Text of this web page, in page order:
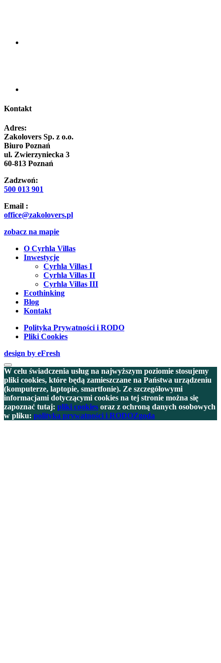
Kontakt
Adres:
Zakolovers Sp. z o.o.
Biuro Poznań
ul. Zwierzyniecka 3
60-813 Poznań
Zadzwoń:
500 013 901
Email :
office@zakolovers.pl
zobacz na mapie
O Cyrhla Villas
Inwestycje
Cyrhla Villas I
Cyrhla Villas II
Cyrhla Villas III
Ecothinking
Blog
Kontakt
Polityka Prywatności i RODO
Pliki Cookies
design by eFresh
W celu świadczenia usług na najwyższym poziomie stosujemy
pliki cookies, które będą zamieszczane na Państwa urządzeniu
(komputerze, laptopie, smartfonie). Ze szczegółowymi
informacjami dotyczącymi cookies na tej stronie można się
zapoznać tutaj: pliki cookies oraz z ochroną danych osobowych
w pliku: polityka prywatności i RODOZgoda